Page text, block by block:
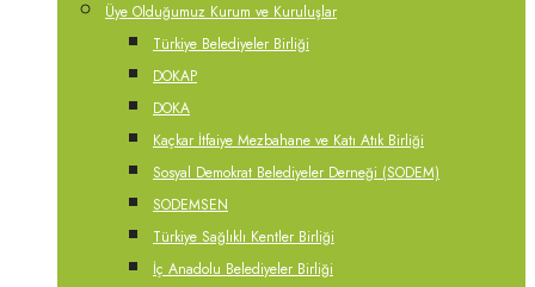
Üye Olduğumuz Kurum ve Kuruluşlar
Türkiye Belediyeler Birliği
DOKAP
DOKA
Kaçkar İtfaiye Mezbahane ve Katı Atık Birliği
Sosyal Demokrat Belediyeler Derneği (SODEM)
SODEMSEN
Türkiye Sağlıklı Kentler Birliği
İç Anadolu Belediyeler Birliği